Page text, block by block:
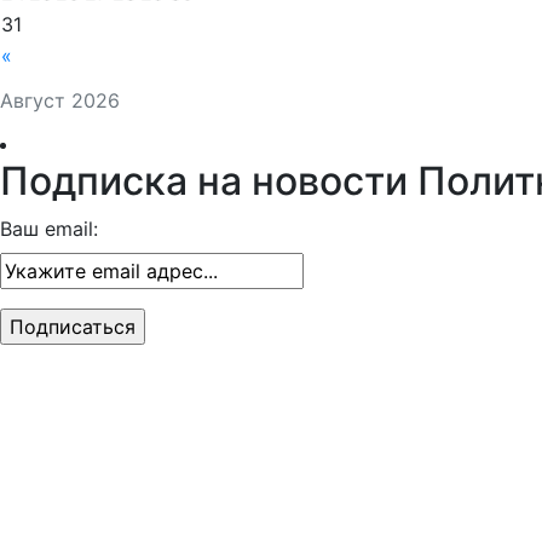
Август 2026
«
31
Подписка на новости
Ваш email: